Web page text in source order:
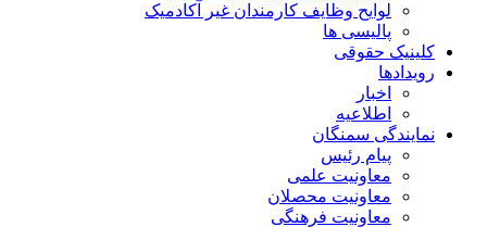
لوایح وظایف کارمندان غیر آکادمیک
پالیسی ها
کلینیک حقوقی
رویدادها
اخبار
اطلاعیه
نمایندگی سمنگان
پیام رئیس
معاونیت علمی
معاونیت محصلان
معاونیت فرهنگی